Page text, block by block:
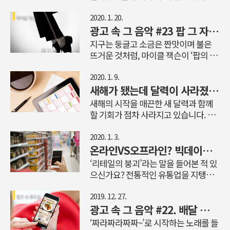
자란 우리 농산물의 우수성을 강조할
때 자주 사용되는 단어입니다. 사실 지
구 반대편에서 자란 농작물도 만나볼
수 있을 정도로 유통업의 발달한 현시
대에는 다소 어울리지 않는 옛말처럼
느껴지기도 하는데요. 그런데, 최근 우
리 지역을 기반으로 상품을 사고파는
‘로컬 비즈니스’가 다시금 주목을 받고
있다고 합니다. 오늘 HS애드 블로그에
서는 로컬 비즈니스의 의미와 사례, 전
망까지 모두 소개해드릴게요! 기술의
발전으로 활성화된 지역 기반 비즈니스
특정 지역을 기반으로 두고 성장하는
로컬 비즈니스. 로컬 비즈니스가 이렇
게 성장할 수 있었던 가장 큰 이유는 무
달로 유명..
2020. 1. 20.
광고 속 그 음악 #23 팝 그 자체가 된 팝의 황제, 마이클 잭슨
지구는 둥글고 소금은 짠맛이며 불은
뜨거운 것처럼, 마이클 잭슨이 ‘팝의 황
것입니다. 팝스타를 넘어 팝 그 자체로
불리는 마이클 잭슨은 음악은 물론 댄
스와 공연예술, 영상 등 현대 대중문화
사에 수많은 족적을 남긴 후 2009년 6
월 25일 홀연히 자기 별로 돌아갔습니
다. 오늘 HS애드 블로그에서는 팝의 상
징이자 팝 그 자체가 되어버린 뮤지션
마이클 잭슨의 자취와 그가 광고를 비
롯한 문화계에 남긴 흔적을 따라가 보
려 합니다. 어린 시절부터 엿보인 ‘음악
적 천재성’ 1958년에 태어난 마이클 잭
슨은 자식들의 음악적 재능을 발견한
아버지가 아들들을 모아 결성한 ‘잭슨
파이브’에서 형 저메인 잭슨과 함께 보
2020. 1. 9.
새해가 됐는데 달력이 사라졌다?! ‘스마트 달력 시대’가 불러온 변화
새해의 시작을 매끈한 새 달력과 함께
할 기회가 점차 사라지고 있습니다. 이
리 앱과 같은 ‘스마트 달력’을 선호하기
때문이라고 하는데요. 디지털 시대에
달라진 달력 문화와 종이 인쇄물 시장
의 트렌드를 HS애드 블로그에서 소개
합니다. 기업에서도 달력 배포는 간소
하게 신년을 맞기 전, 상점이나 은행을
방문해 달력을 받아오던 일도 이제 옛
이야기가 될 것 같습니다. 기업이나 가
게에서 달력 제작 부수를 조절하거나
2020. 1. 3.
온라인VS오프라인? 빅데이터에 숨겨진 소비의 비밀
‘리테일의 붕괴’라는 말을 들어본 적 있
으신가요? 전통적인 유통업을 지탱하
된 반면 온라인 시장은 부상하고 있습
니다. 이 결과로만 본다면 소비시장에
서 온라인과 오프라인은 공존하기가 힘
2019. 12. 27.
광고 속 그 음악 #22. 배달 앱 켜고 싶게 만드는 광고 속 푸드송
‘짜라짜라짜짜~’로 시작하는 노래를 들